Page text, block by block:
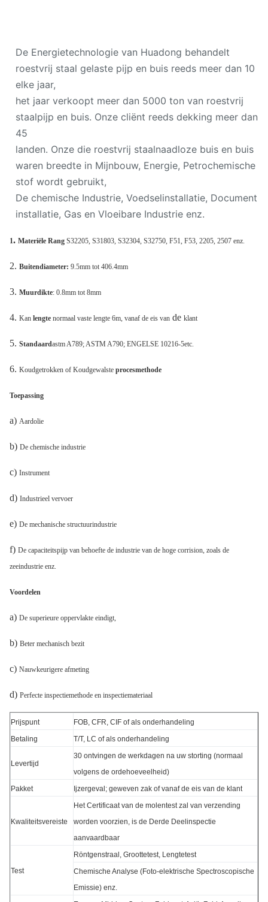
De Energietechnologie van Huadong behandelt
roestvrij staal gelaste pijp en buis reeds meer dan 10
elke jaar,
het jaar verkoopt meer dan 5000 ton van roestvrij
staalpijp en buis. Onze cliënt reeds dekking meer dan
45
landen. Onze die roestvrij staalnaadloze buis en buis
waren breedte in Mijnbouw, Energie, Petrochemische
stof wordt gebruikt,
De chemische Industrie, Voedselinstallatie, Document
installatie, Gas en Vloeibare Industrie enz.
1. Materiële Rang S32205, S31803, S32304, S32750, F51, F53, 2205, 2507 enz.
2. Buitendiameter: 9.5mm tot 406.4mm
3. Muurdikte: 0.8mm tot 8mm
4. Kan lengte normaal vaste lengte 6m, vanaf de eis van de klant
5. Standaardastm A789; ASTM A790; ENGELSE 10216-5etc.
6. Koudgetrokken of Koudgewalste procesmethode
Toepassing
a) Aardolie
b) De chemische industrie
c) Instrument
d) Industrieel vervoer
e) De mechanische structuurindustrie
f) De capaciteitspijp van behoefte de industrie van de hoge corrision, zoals de
zeeindustrie enz.
Voordelen
a) De superieure oppervlakte eindigt,
b) Beter mechanisch bezit
c) Nauwkeurigere afmeting
d) Perfecte inspectiemethode en inspectiemateriaal
Prijspunt
FOB, CFR, CIF of als onderhandeling
Betaling
T/T, LC of als onderhandeling
Levertijd
30 ontvingen de werkdagen na uw storting (normaal
volgens de ordehoeveelheid)
Pakket
Ijzergeval; geweven zak of vanaf de eis van de klant
Kwaliteitsvereiste
Het Certificaat van de molentest zal van verzending
worden voorzien, is de Derde Deelinspectie
aanvaardbaar
Test
Röntgenstraal, Groottetest, Lengtetest
Chemische Analyse (Foto-elektrische Spectroscopische
Emissie) enz.